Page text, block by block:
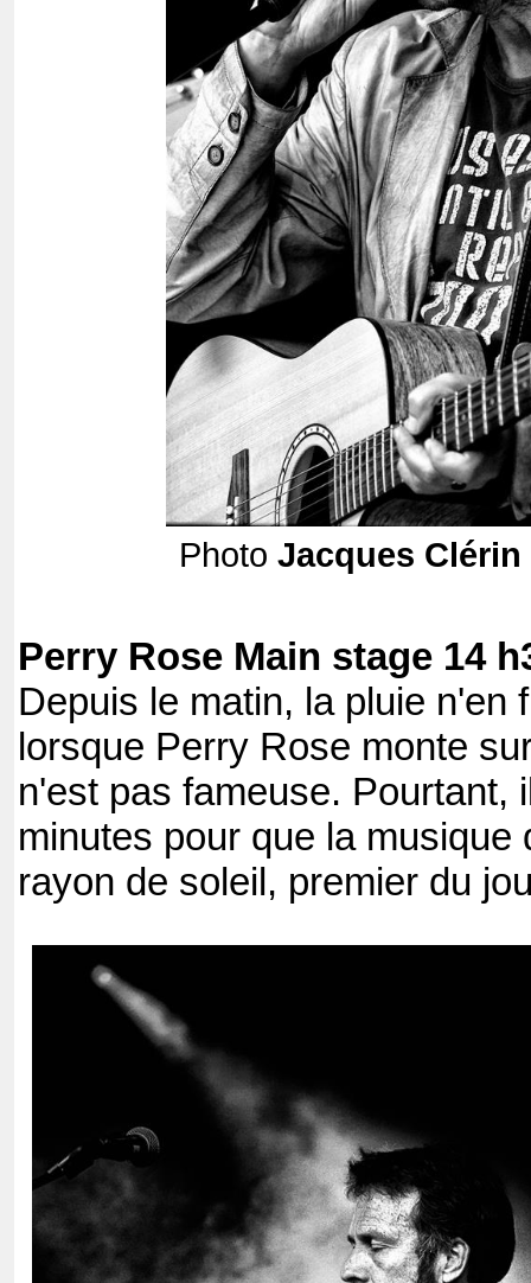
Photo Jacques Clérin
Perry Rose Main stage 14
Depuis le matin, la pluie n'en
lorsque Perry Rose monte
n'est pas fameuse. Pourtant,
minutes pour que la musique
rayon de soleil, premier du